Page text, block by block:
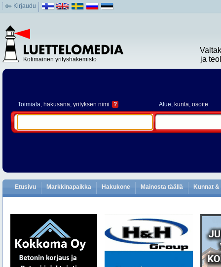
Kirjaudu
Kotimainen yrityshakemisto
ja
Toimiala, hakusana, yrityksen nimi ? Alue, kunta, osoite
Etusivu Markkinapaikka Hakukone Mainosta täällä Kunnat